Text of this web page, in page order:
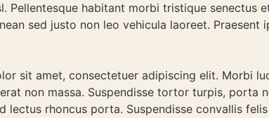
Pellentesque habitant morbi tristique senectus
sed justo non leo vehicula laoreet.
sit amet, consectetuer adipiscing elit. Morbi
non massa. Suspendisse tortor turpis, porta
lectus rhoncus porta. Suspendisse convallis